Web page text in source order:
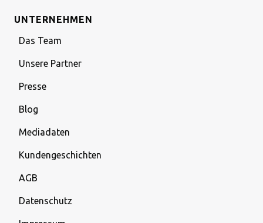
UNTERNEHMEN
Das Team
Unsere Partner
Presse
Blog
Mediadaten
Kundengeschichten
AGB
Datenschutz